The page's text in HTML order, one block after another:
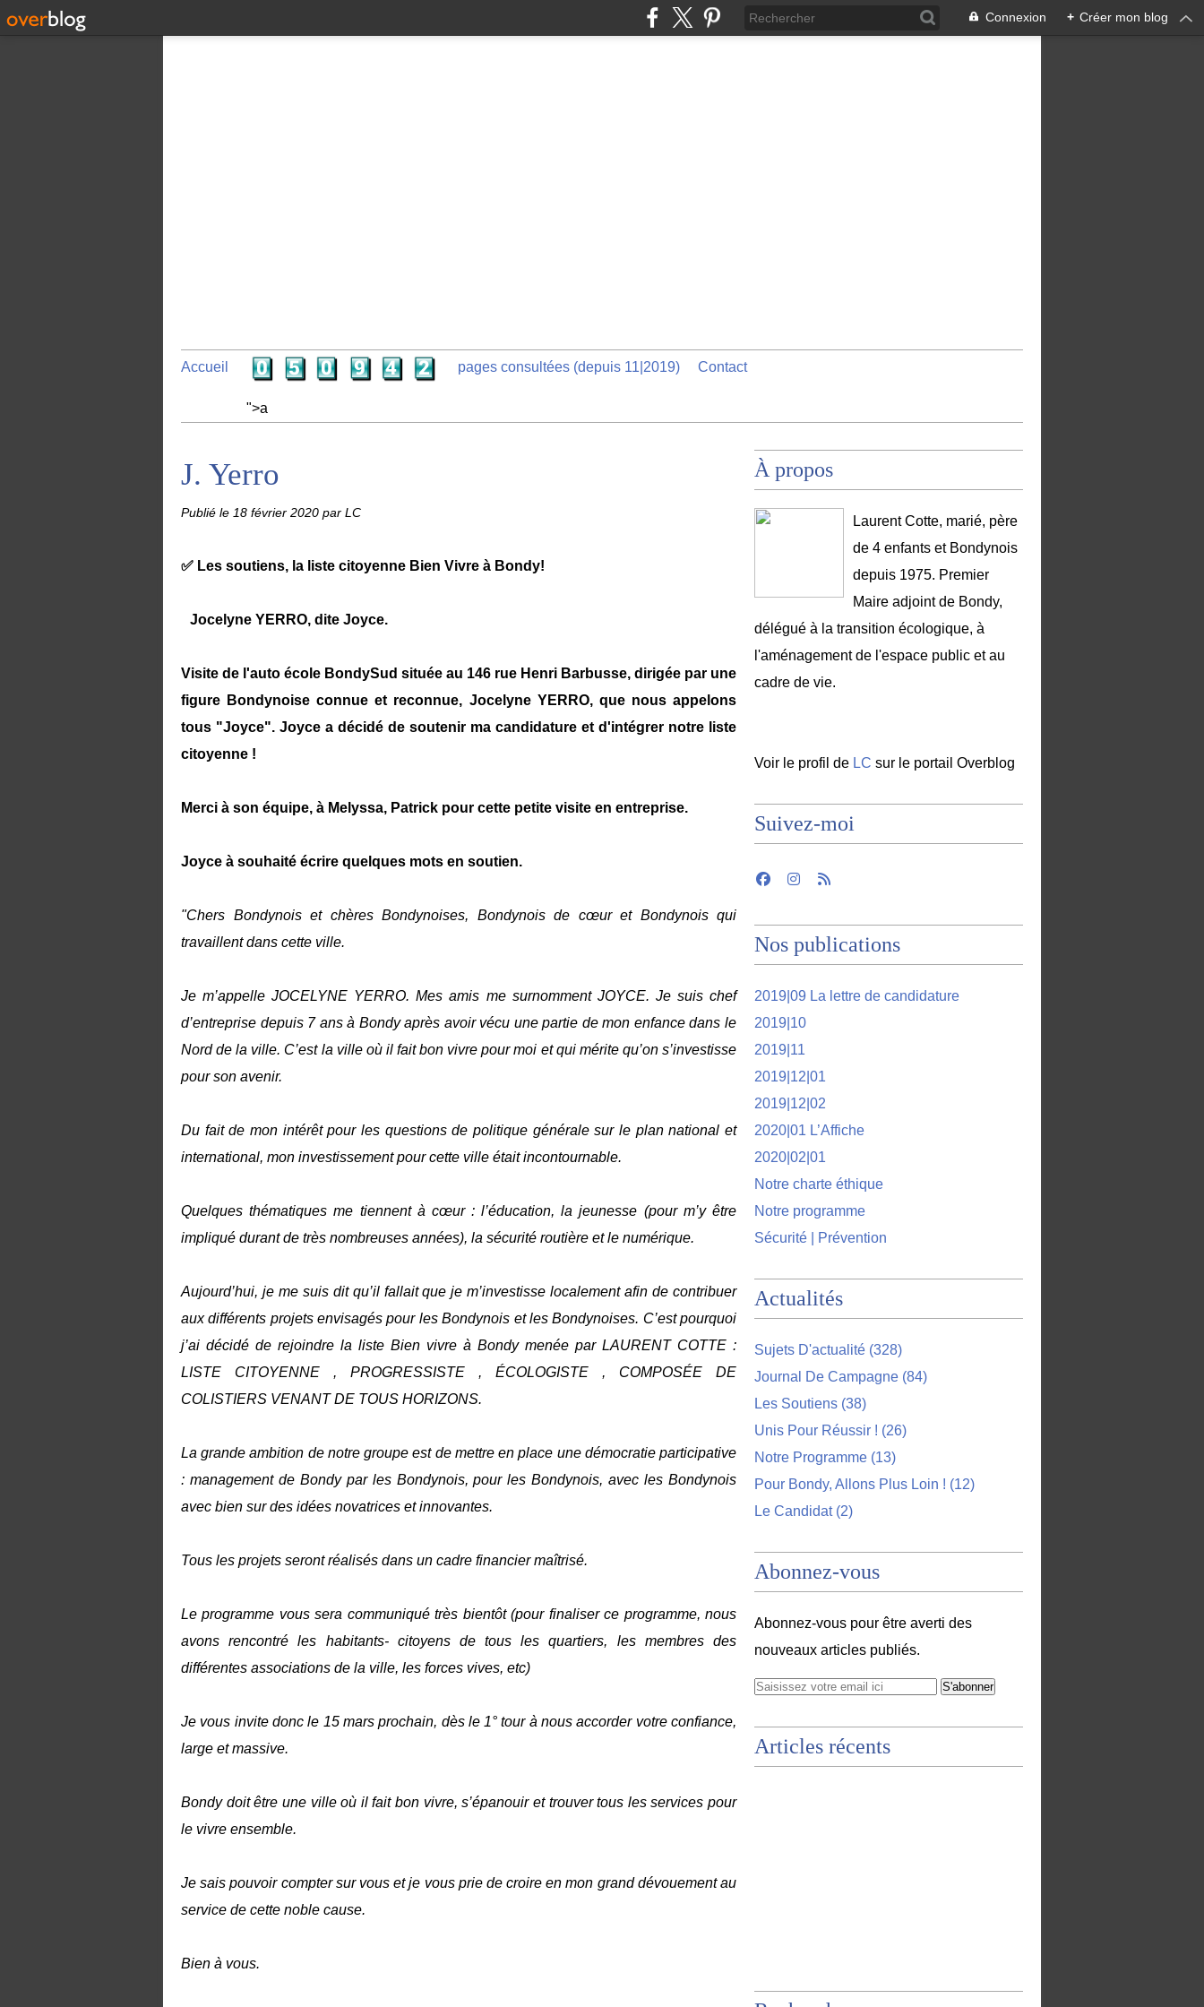
Connexion + Créer mon blog
Accueil
">a
pages consultées (depuis 11|2019) Contact
J. Yerro
Publié le 18 février 2020 par LC
✅ Les soutiens, la liste citoyenne Bien Vivre à Bondy!
Jocelyne YERRO, dite Joyce.
Visite de l'auto école BondySud située au 146 rue Henri Barbusse, dirigée par une
figure Bondynoise connue et reconnue, Jocelyne YERRO, que nous appelons
tous "Joyce". Joyce a décidé de soutenir ma candidature et d'intégrer notre liste
citoyenne !
Merci à son équipe, à Melyssa, Patrick pour cette petite visite en entreprise.
Joyce à souhaité écrire quelques mots en soutien.
"Chers Bondynois et chères Bondynoises, Bondynois de cœur et Bondynois qui
travaillent dans cette ville.
Je m’appelle JOCELYNE YERRO. Mes amis me surnomment JOYCE. Je suis chef
d’entreprise depuis 7 ans à Bondy après avoir vécu une partie de mon enfance dans le
Nord de la ville. C’est la ville où il fait bon vivre pour moi et qui mérite qu’on s’investisse
pour son avenir.
Du fait de mon intérêt pour les questions de politique générale sur le plan national et
international, mon investissement pour cette ville était incontournable.
Quelques thématiques me tiennent à cœur : l’éducation, la jeunesse (pour m’y être
impliqué durant de très nombreuses années), la sécurité routière et le numérique.
Aujourd’hui, je me suis dit qu’il fallait que je m’investisse localement afin de contribuer
aux différents projets envisagés pour les Bondynois et les Bondynoises. C’est pourquoi
j’ai décidé de rejoindre la liste Bien vivre à Bondy menée par LAURENT COTTE :
LISTE CITOYENNE , PROGRESSISTE , ÉCOLOGISTE , COMPOSÉE DE
COLISTIERS VENANT DE TOUS HORIZONS.
La grande ambition de notre groupe est de mettre en place une démocratie participative
: management de Bondy par les Bondynois, pour les Bondynois, avec les Bondynois
avec bien sur des idées novatrices et innovantes.
Tous les projets seront réalisés dans un cadre financier maîtrisé.
Le programme vous sera communiqué très bientôt (pour finaliser ce programme, nous
avons rencontré les habitants- citoyens de tous les quartiers, les membres des
différentes associations de la ville, les forces vives, etc)
Je vous invite donc ‪le 15 mars‬ prochain, dès le 1° tour à nous accorder votre confiance,
large et massive.
Bondy doit être une ville où il fait bon vivre, s’épanouir et trouver tous les services pour
le vivre ensemble.
Je sais pouvoir compter sur vous et je vous prie de croire en mon grand dévouement au
service de cette noble cause.
Bien à vous.
À propos
Laurent Cotte, marié, père
de 4 enfants et Bondynois
depuis 1975. Premier
Maire adjoint de Bondy,
délégué à la transition écologique, à
l'aménagement de l'espace public et au
cadre de vie.
Voir le profil de LC sur le portail Overblog
Suivez-moi
Nos publications
2019|09 La lettre de candidature
2019|10
2019|11
2019|12|01
2019|12|02
2020|01 L’Affiche
2020|02|01
Notre charte éthique
Notre programme
Sécurité | Prévention
Actualités
Sujets D'actualité (328)
Journal De Campagne (84)
Les Soutiens (38)
Unis Pour Réussir ! (26)
Notre Programme (13)
Pour Bondy, Allons Plus Loin ! (12)
Le Candidat(2)
Abonnez-vous
Abonnez-vous pour être averti des
nouveaux articles publiés.
Articles récents